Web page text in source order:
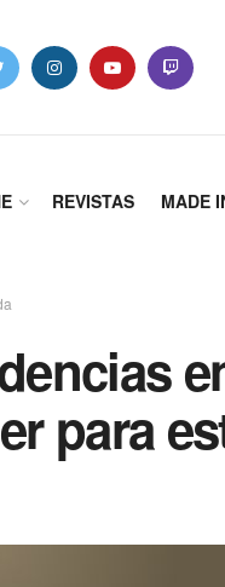
REVISTAS MADE
para